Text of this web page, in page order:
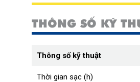
THÔNG SỐ KỸ
Thông số kỹ thuật
Thời gian sạc (h)